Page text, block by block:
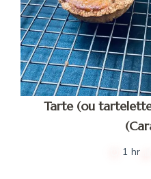
Tarte (ou
1 hr